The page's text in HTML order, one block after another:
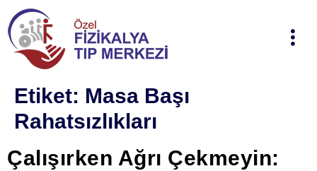
Etiket: Masa Başı
Rahatsızlıkları
Çalışırken Ağrı Çekmeyin: